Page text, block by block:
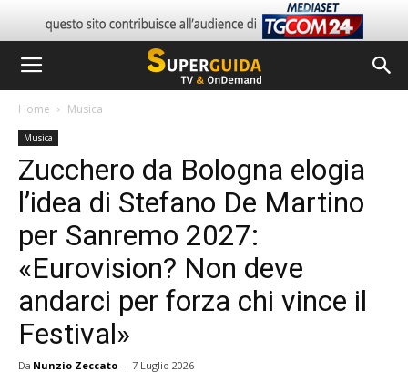
Home Musica
Musica
Zucchero da Bologna elogia
l’idea di Stefano De Martino
per Sanremo 2027:
«Eurovision? Non deve
andarci per forza chi vince il
Festival»
Da Nunzio Zeccato - 7 Luglio 2026